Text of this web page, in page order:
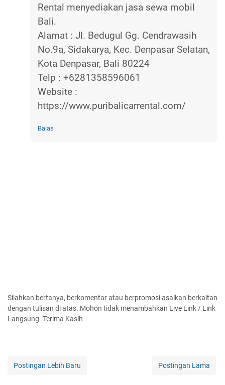
Rental menyediakan jasa sewa mobil
Bali.
Alamat : Jl. Bedugul Gg. Cendrawasih
No.9a, Sidakarya, Kec. Denpasar Selatan,
Kota Denpasar, Bali 80224
Telp : +6281358596061
Website :
https://www.puribalicarrental.com/
Balas
Silahkan bertanya, berkomentar atau berpromosi asalkan berkaitan
dengan tulisan di atas. Mohon tidak menambahkan Live Link / Link
Langsung. Terima Kasih
Postingan Lebih Baru Postingan Lama